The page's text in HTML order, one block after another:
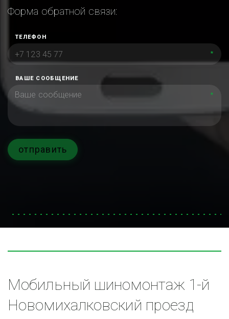
Форма обратной связи:
ТЕЛЕФОН
*
ВАШЕ СООБЩЕНИЕ
*
отправить
Мобильный шиномонтаж 1-й
Новомихалковский проезд